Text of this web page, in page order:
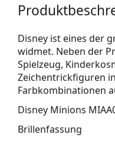
Disney ist eines der
widmet. Neben der
Spielzeug,
Zeichentrickfiguren
Farbkombinationen
Disney Minions
Brillenfassung